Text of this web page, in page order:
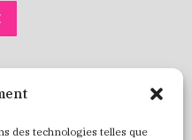
des technologies telles que